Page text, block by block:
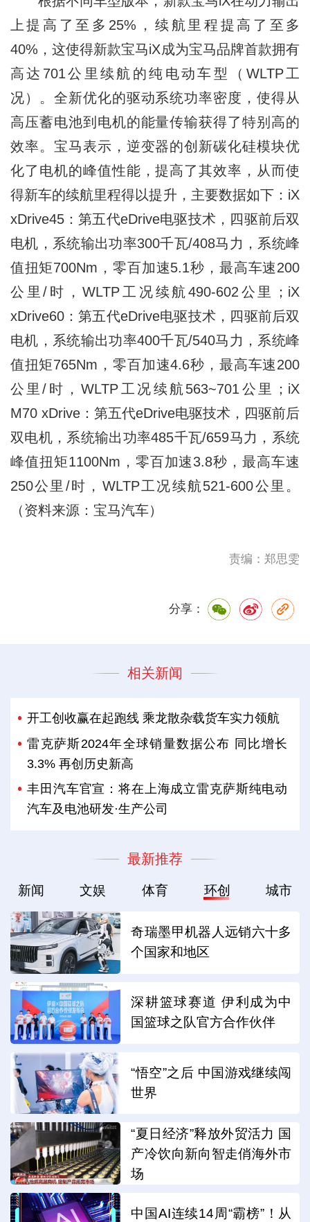
上提高了至多25%，续航里程提高了至多
40%，这使得新款宝马iX成为宝马品牌首款拥有
高达701公里续航的纯电动车型（WLTP工
况）。全新优化的驱动系统功率密度，使得从
高压蓄电池到电机的能量传输获得了特别高的
效率。宝马表示，逆变器的创新碳化硅模块优
化了电机的峰值性能，提高了其效率，从而使
得新车的续航里程得以提升，主要数据如下：iX
xDrive45：第五代eDrive电驱技术，四驱前后双
电机，系统输出功率300千瓦/408马力，系统峰
值扭矩700Nm，零百加速5.1秒，最高车速200
公里/时，WLTP工况续航490-602公 里
；iX
xDrive60：第五代eDrive电驱技术，四驱前后双
电机，系统输出功率400千瓦/540马力，系统峰
值扭矩765Nm，零百加速4.6秒，最高车速200
公里/时，WLTP工况续航563~701公里；iX
M70 xDrive：第五代eDrive电驱技术，四驱前后
双电机，系统输出功率485千瓦/659马力，系统
峰值扭矩1100Nm，零百加速3.8秒，最高车速
250公里/时，WLTP工况续航521-600公里。
（资料来源：宝马汽车）
责编：郑思雯
分享：
相关新闻
开工创收赢在起跑线 乘龙散杂载货车实力领航
雷克萨斯2024年全球销量数据公布 同比增长
3.3% 再创历史新高
丰田汽车官宣：将在上海成立雷克萨斯纯电动
汽车及电池研发·生产公司
最新推荐
新闻 文娱 体育 环创 城市
奇瑞墨甲机器人远销六十多
个国家和地区
深耕篮球赛道 伊利成为中
国篮球之队官方合作伙伴
“悟空”之后 中国游戏继续闯
世界
“夏日经济”释放外贸活力 国
产冷饮向新向智走俏海外市
场
中国AI连续14周“霸榜”！从